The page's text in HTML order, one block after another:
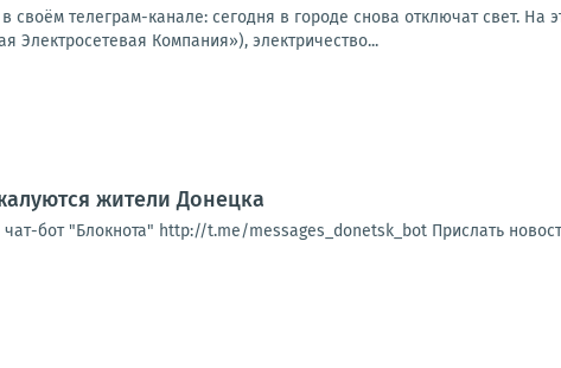
своём телеграм-канале: сегодня в городе снова отключат свет. На
Компания»), электричество...
жители Донецка
бот "Блокнота" http://t.me/messages_donetsk_bot Прислать